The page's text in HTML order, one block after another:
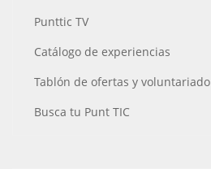
Punttic TV
Catálogo de experiencias
Tablón de ofertas y voluntariado
Busca tu Punt TIC